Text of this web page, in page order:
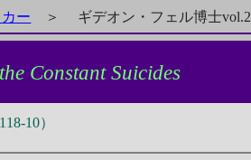
ー ＞ ギデオン・フェル博士vol.2
Constant Suicides
10）